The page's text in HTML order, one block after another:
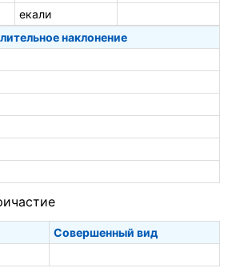
екали
наклонение
Совершенный вид